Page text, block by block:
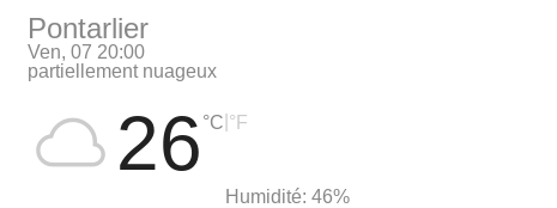
Pontarlier
Ven, 07 20:00
partiellement nuageux
26 °C °F
Humidité: 46%